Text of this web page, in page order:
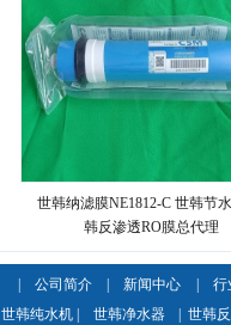
世韩纳滤膜NE1812-C 世韩节
韩反渗透RO膜总代理
公司简介 新闻中心 行
世韩纯水机
世韩净水器 世韩